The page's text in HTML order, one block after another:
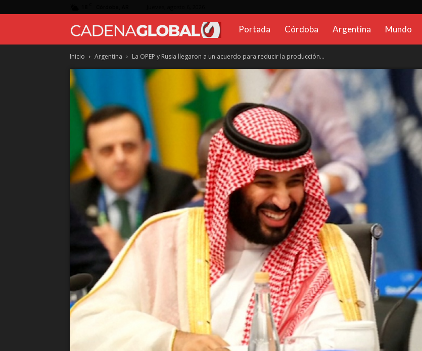
CadenaGlobal.com.ar
Portada Córdoba Argentina Mundo
Inicio Argentina La OPEP y Rusia llegaron a un acuerdo para reducir la producción...